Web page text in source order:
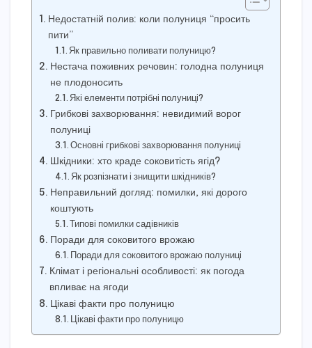
Недостатній полив: коли полуниця “просить
пити”
Як правильно поливати полуницю?
Нестача поживних речовин: голодна полуниця
не плодоносить
Які елементи потрібні полуниці?
Грибкові захворювання: невидимий ворог
полуниці
Основні грибкові захворювання полуниці
Шкідники: хто краде соковитість ягід?
Як розпізнати і знищити шкідників?
Неправильний догляд: помилки, які дорого
коштують
Типові помилки садівників
Поради для соковитого врожаю
Поради для соковитого врожаю полуниці
Клімат і регіональні особливості: як погода
впливає на ягоди
Цікаві факти про полуницю
Цікаві факти про полуницю